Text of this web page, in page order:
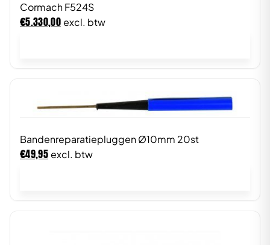
Cormach F524S
€5.330,00 excl. btw
Bandenreparatiepluggen Ø10mm 20st
€49,95 excl. btw